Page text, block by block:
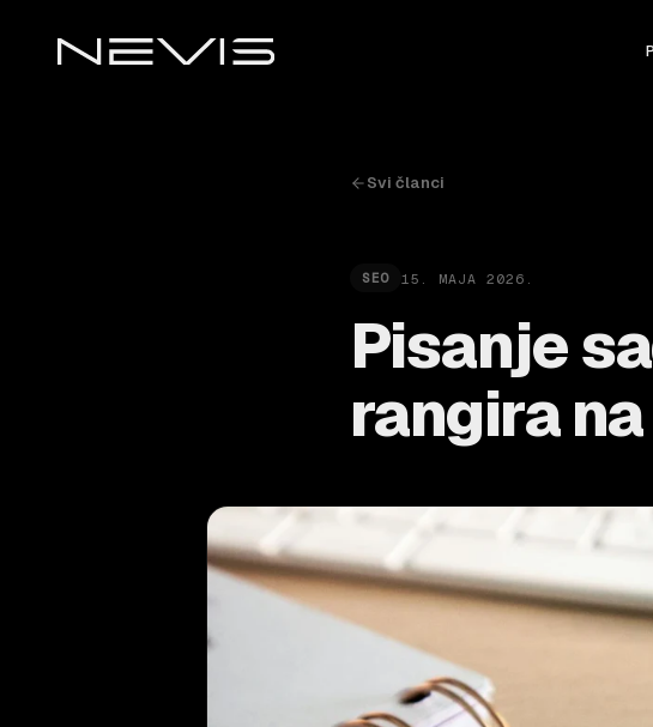
Svi članci
SEO 15. MAJA 2026.
Pisanje
rangira